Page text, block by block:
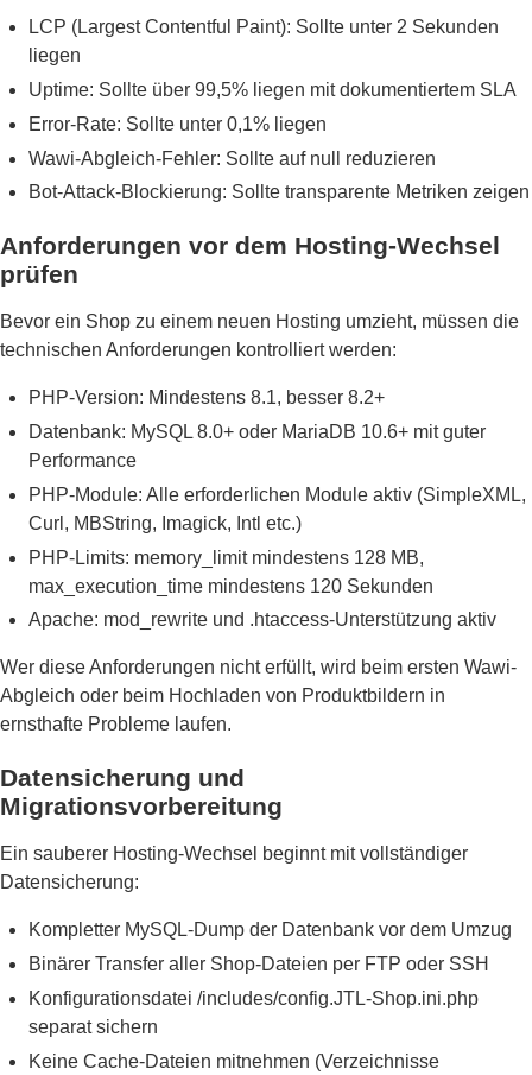
LCP (Largest Contentful Paint): Sollte unter 2 Sekunden
liegen
Uptime: Sollte über 99,5% liegen mit dokumentiertem SLA
Error-Rate: Sollte unter 0,1% liegen
Wawi-Abgleich-Fehler: Sollte auf null reduzieren
Bot-Attack-Blockierung: Sollte transparente Metriken zeigen
Anforderungen vor dem Hosting-Wechsel
prüfen
Bevor ein Shop zu einem neuen Hosting umzieht, müssen die
technischen Anforderungen kontrolliert werden:
PHP-Version: Mindestens 8.1, besser 8.2+
Datenbank: MySQL 8.0+ oder MariaDB 10.6+ mit guter
Performance
PHP-Module: Alle erforderlichen Module aktiv (SimpleXML,
Curl, MBString, Imagick, Intl etc.)
PHP-Limits: memory_limit mindestens 128 MB,
max_execution_time mindestens 120 Sekunden
Apache: mod_rewrite und .htaccess-Unterstützung aktiv
Wer diese Anforderungen nicht erfüllt, wird beim ersten Wawi-
Abgleich oder beim Hochladen von Produktbildern in
ernsthafte Probleme laufen.
Datensicherung und
Migrationsvorbereitung
Ein sauberer Hosting-Wechsel beginnt mit vollständiger
Datensicherung:
Kompletter MySQL-Dump der Datenbank vor dem Umzug
Binärer Transfer aller Shop-Dateien per FTP oder SSH
Konfigurationsdatei /includes/config.JTL-Shop.ini.php
separat sichern
Keine Cache-Dateien mitnehmen (Verzeichnisse